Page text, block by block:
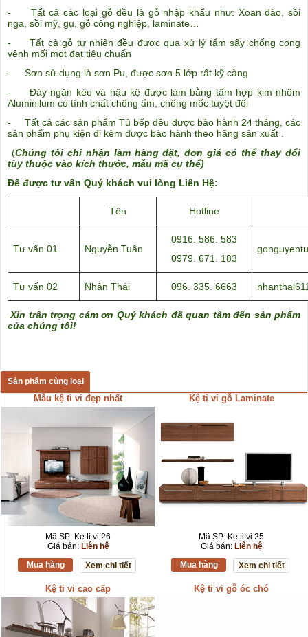
- Tất cả các loại gỗ đều là gỗ nhập khẩu như: Xoan đào, sồi
nga, sồi mỹ, gụ, gỗ công nghiệp, laminate…
- Tất cả gỗ tự nhiên đều được qua xử lý tẩm sấy chống cong
vênh mối mọt đạt tiêu chuẩn
- Sơn sử dụng là sơn Pu, được sơn 5 lớp rất kỹ càng
- Đáy ngăn kéo và hậu kệ được làm bằng tấm hợp kim nhôm
Aluminilum có tính chất chống ẩm, chống mốc tuyệt đối
- Tất cả các sản phẩm Tủ bếp đều được bảo hành 24 tháng, các
sản phẩm phụ kiện đi kèm được bảo hành theo hãng sản xuất .
(Chúng tôi chỉ nhận làm hàng đặt, đơn giá có thể thay đổi
tùy thuộc vào kích thước, mẫu mã cụ thể)
Để được tư vấn Quý khách vui lòng Liên Hệ:
Tên Hotline
Tư vấn 01 Nguyễn Tuân
0916. 586. 583
0979. 671. 183
Tư vấn 02 Nhân Thái 096. 335. 6663
Xin trân trọng cám ơn Quý khách đã quan tâm đến sản phẩm
của chúng tôi!
Sản phẩm cùng loại
Mẫu kệ ti vi đẹp nhất
Mã SP: Ke ti vi 26
Giá bán: Liên hệ
Mua hàng
Xem chi tiết
Kệ ti vi gỗ Laminate
Mã SP: Ke ti vi 25
Giá bán: Liên hệ
Mua hàng
Xem chi tiết
Kệ ti vi cao cấp Kệ ti vi gỗ óc chó